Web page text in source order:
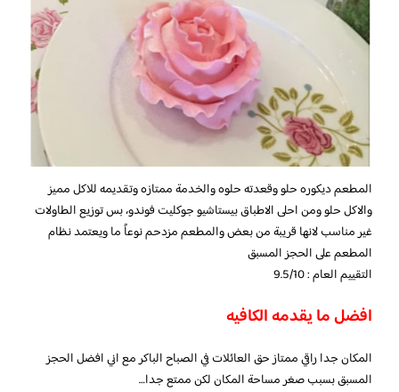
المطعم ديكوره حلو وقعدته حلوه والخدمة ممتازه وتقديمه للاكل مميز
والاكل حلو ومن احلى الاطباق بيستاشيو جوكليت فوندو، بس توزيع الطاولات
غير مناسب لانها قريبة من بعض والمطعم مزدحم نوعاً ما ويعتمد نظام
المطعم على الحجز المسبق
التقييم العام : 9.5/10
افضل ما يقدمه الكافيه
المكان جدا راقي ممتاز حق العائلات في الصباح الباكر مع اني افضل الحجز
المسبق بسبب صغر مساحة المكان لكن ممتع جدا…